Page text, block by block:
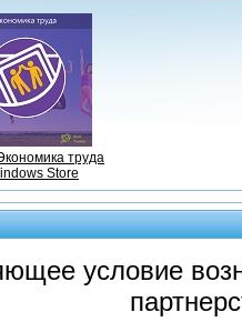
труда
Store
условие